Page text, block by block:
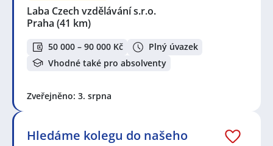
Laba Czech vzdělávání s.r.o.
Praha (41 km)
50 000 – 90 000 Kč
Plný úvazek
Vhodné také pro absolventy
Zveřejněno: 3. srpna
Hledáme kolegu do našeho